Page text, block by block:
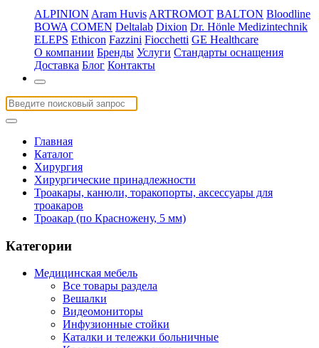
ALPINION Aram Huvis ARTROMOT BALTON Bloodline
BOWA COMEN Deltalab Dixion Dr. Hönle Medizintechnik
ELEPS Ethicon Fazzini Fiocchetti GE Healthcare
О компании Бренды Услуги Стандарты оснащения
Доставка Блог Контакты
Главная
Каталог
Хирургия
Хирургические принадлежности
Троакары, канюли, торакопорты, аксессуары для
троакаров
Троакар (по Красножену, 5 мм)
Категории
Медицинская мебель
Все товары раздела
Вешалки
Видеомониторы
Инфузионные стойки
Каталки и тележки больничные